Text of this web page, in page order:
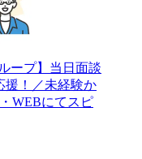
ープ】当日面談
援！／未経験か
WEBにてスピ